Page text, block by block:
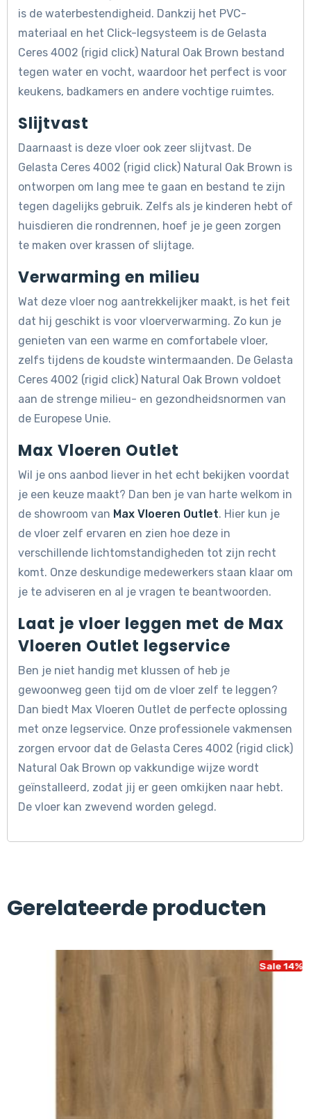
is de waterbestendigheid. Dankzij het PVC-
materiaal en het Click-legsysteem is de Gelasta
Ceres 4002 (rigid click) Natural Oak Brown bestand
tegen water en vocht, waardoor het perfect is voor
keukens, badkamers en andere vochtige ruimtes.
Slijtvast
Daarnaast is deze vloer ook zeer slijtvast. De
Gelasta Ceres 4002 (rigid click) Natural Oak Brown is
ontworpen om lang mee te gaan en bestand te zijn
tegen dagelijks gebruik. Zelfs als je kinderen hebt of
huisdieren die rondrennen, hoef je je geen zorgen
te maken over krassen of slijtage.
Verwarming en milieu
Wat deze vloer nog aantrekkelijker maakt, is het feit
dat hij geschikt is voor vloerverwarming. Zo kun je
genieten van een warme en comfortabele vloer,
zelfs tijdens de koudste wintermaanden. De Gelasta
Ceres 4002 (rigid click) Natural Oak Brown voldoet
aan de strenge milieu- en gezondheidsnormen van
de Europese Unie.
Max Vloeren Outlet
Wil je ons aanbod liever in het echt bekijken voordat
je een keuze maakt? Dan ben je van harte welkom in
de showroom van Max Vloeren Outlet. Hier kun je
de vloer zelf ervaren en zien hoe deze in
verschillende lichtomstandigheden tot zijn recht
komt. Onze deskundige medewerkers staan klaar om
je te adviseren en al je vragen te beantwoorden.
Laat je vloer leggen met de Max
Vloeren Outlet legservice
Ben je niet handig met klussen of heb je
gewoonweg geen tijd om de vloer zelf te leggen?
Dan biedt Max Vloeren Outlet de perfecte oplossing
met onze legservice. Onze professionele vakmensen
zorgen ervoor dat de Gelasta Ceres 4002 (rigid click)
Natural Oak Brown op vakkundige wijze wordt
geïnstalleerd, zodat jij er geen omkijken naar hebt.
De vloer kan zwevend worden gelegd.
Gerelateerde producten
Sale 14%